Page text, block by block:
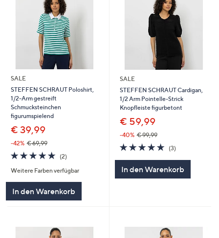
SALE
STEFFEN SCHRAUT Poloshirt,
1/2-Arm gestreift
Schmucksteinchen
figurumspielend
€ 39,99
-42% € 69,99
5.0
von
5
(2)
Weitere Farben verfügbar
In den Warenkorb
SALE
STEFFEN SCHRAUT Cardigan,
1/2 Arm Pointelle-Strick
Knopfleiste figurbetont
€ 59,99
-40% € 99,99
5.0
von
5
(3)
In den Warenkorb